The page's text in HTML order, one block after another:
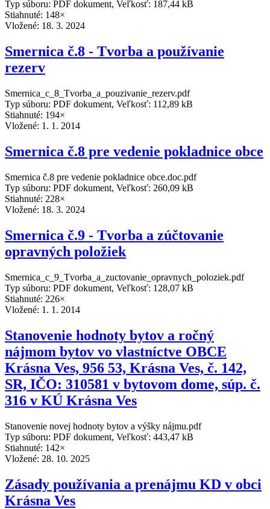
Typ súboru: PDF dokument, Veľkosť: 187,44 kB
Stiahnuté: 148×
Vložené: 18. 3. 2024
Smernica č.8 - Tvorba a používanie
rezerv
Smernica_c_8_Tvorba_a_pouzivanie_rezerv.pdf
Typ súboru: PDF dokument, Veľkosť: 112,89 kB
Stiahnuté: 194×
Vložené: 1. 1. 2014
Smernica č.8 pre vedenie pokladnice obce
Smernica č.8 pre vedenie pokladnice obce.doc.pdf
Typ súboru: PDF dokument, Veľkosť: 260,09 kB
Stiahnuté: 228×
Vložené: 18. 3. 2024
Smernica č.9 - Tvorba a zúčtovanie
opravných položiek
Smernica_c_9_Tvorba_a_zuctovanie_opravnych_poloziek.pdf
Typ súboru: PDF dokument, Veľkosť: 128,07 kB
Stiahnuté: 226×
Vložené: 1. 1. 2014
Stanovenie hodnoty bytov a ročný
nájmom bytov vo vlastníctve OBCE
Krásna Ves, 956 53, Krásna Ves, č. 142,
SR, IČO: 310581 v bytovom dome, súp. č.
316 v KÚ Krásna Ves
Stanovenie novej hodnoty bytov a výšky nájmu.pdf
Typ súboru: PDF dokument, Veľkosť: 443,47 kB
Stiahnuté: 142×
Vložené: 28. 10. 2025
Zásady používania a prenájmu KD v obci
Krásna Ves